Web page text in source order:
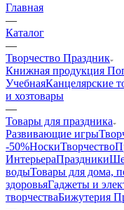
Главная
—
Каталог
—
Творчество Праздник
Книжная продукция
УчебнаяКанцелярские
и хозтовары
—
Товары для праздника
Развивающие игры
-50%Носки
ИнтерьераПраздники
водыТовары для дома,
здоровьяГаджеты и
творчестваБижутерия